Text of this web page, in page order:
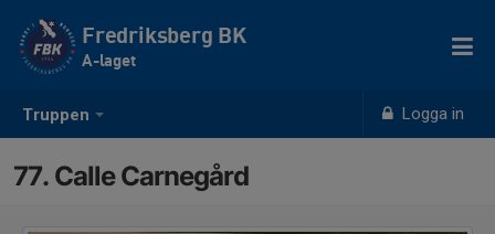
Truppen Logga in
Fredriksberg BK
A-laget
77. Calle Carnegård